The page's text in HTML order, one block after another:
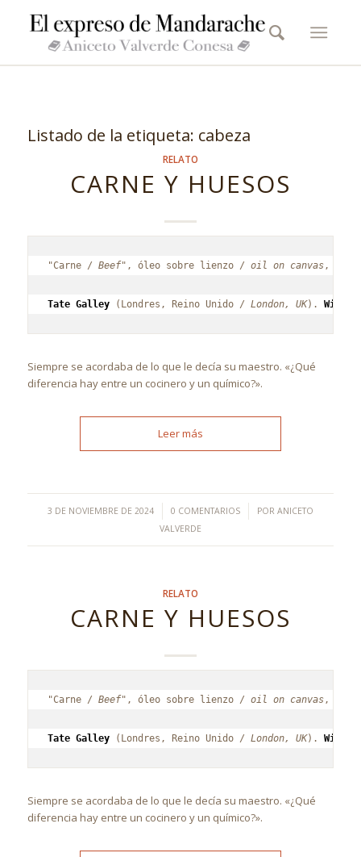
Listado de la etiqueta: cabeza
RELATO
CARNE Y HUESOS
"Carne / Beef", óleo sobre lienzo / oil on canvas, 31,8
Tate Galley (Londres, Reino Unido / London, UK).
Siempre se acordaba de lo que le decía su maestro. «¿Qué
diferencia hay entre un cocinero y un químico?».
Leer más
3 DE NOVIEMBRE DE 2024
/ 0 COMENTARIOS
/ POR ANICETO
VALVERDE
RELATO
CARNE Y HUESOS
"Carne / Beef", óleo sobre lienzo / oil on canvas, 31,8
Tate Galley (Londres, Reino Unido / London, UK).
Siempre se acordaba de lo que le decía su maestro. «¿Qué
diferencia hay entre un cocinero y un químico?».